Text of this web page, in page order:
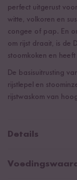
perfect uitgerust
witte, volkoren en
congee of pap. En
om rijst draait, is de
stoomkoken en
De basisuitrusting
rijstlepel en
rijstwaskom van
Details